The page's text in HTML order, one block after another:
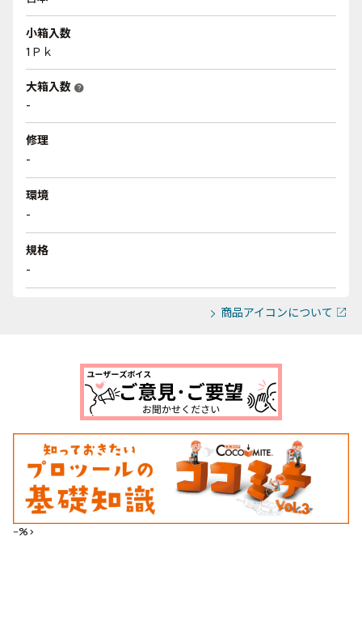
小箱入数
1Ｐｋ
大箱入数 help
-
修理
-
環境
-
規格
-
商品アイコンについて
--%>